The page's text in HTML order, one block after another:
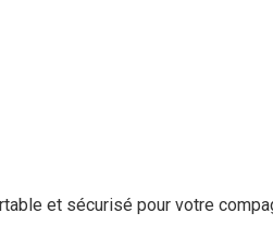
et sécurisé pour votre